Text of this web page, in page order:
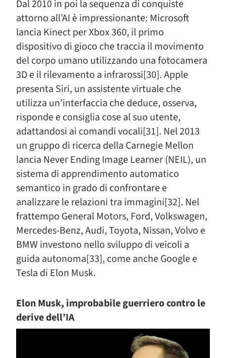
Dal 2010 in poi la sequenza di conquiste
attorno all’AI è impressionante: Microsoft
lancia Kinect per Xbox 360, il primo
dispositivo di gioco che traccia il movimento
del corpo umano utilizzando una fotocamera
3D e il rilevamento a infrarossi[30]. Apple
presenta Siri, un assistente virtuale che
utilizza un’interfaccia che deduce, osserva,
risponde e consiglia cose al suo utente,
adattandosi ai comandi vocali[31]. Nel 2013
un gruppo di ricerca della Carnegie Mellon
lancia Never Ending Image Learner (NEIL), un
sistema di apprendimento automatico
semantico in grado di confrontare e
analizzare le relazioni tra immagini[32]. Nel
frattempo General Motors, Ford, Volkswagen,
Mercedes-Benz, Audi, Toyota, Nissan, Volvo e
BMW investono nello sviluppo di veicoli a
guida autonoma[33], come anche Google e
Tesla di Elon Musk.
Elon Musk, improbabile guerriero contro le
derive dell’IA